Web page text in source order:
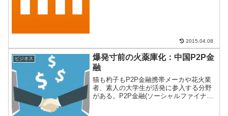
2015.04.08
ビジネス
爆発寸前の火薬庫化：中国P2P金
融
猫も杓子もP2P金融携帯メーカや花火業
者、素人の大学生が活発に参入する分野
がある。P2P金融(ソーシャルファイナン